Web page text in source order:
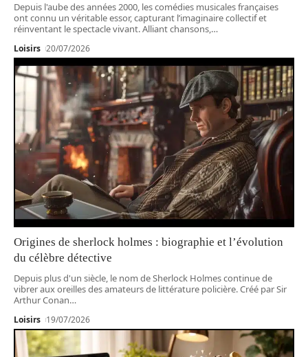
Depuis l'aube des années 2000, les comédies musicales françaises
ont connu un véritable essor, capturant l’imaginaire collectif et
réinventant le spectacle vivant. Alliant chansons,…
Loisirs 20/07/2026
Origines de sherlock holmes : biographie et l’évolution
du célèbre détective
Depuis plus d'un siècle, le nom de Sherlock Holmes continue de
vibrer aux oreilles des amateurs de littérature policière. Créé par Sir
Arthur Conan…
Loisirs 19/07/2026